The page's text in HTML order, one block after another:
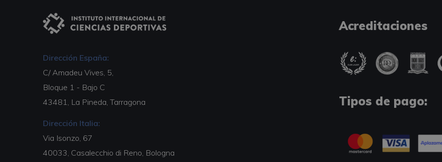
Dirección España:
C/ Amadeu Vives, 5,
Bloque 1 - Bajo C
43481, La Pineda, Tarragona
Dirección Italia:
Via Isonzo, 67
40033, Casalecchio di Reno, Bologna
Acreditaciones
Tipos de pago: